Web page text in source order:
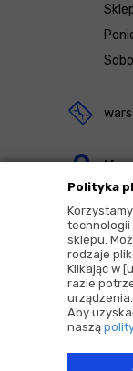
Polityka
technologii
sklepu.
rodzaje
Klikając w
razie
urządzenia.
Aby
naszą
ul.
83-
2026